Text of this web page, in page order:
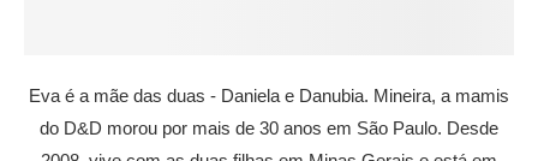
Eva é a mãe das duas - Daniela e Danubia. Mineira, a mamis
do D&D morou por mais de 30 anos em São Paulo. Desde